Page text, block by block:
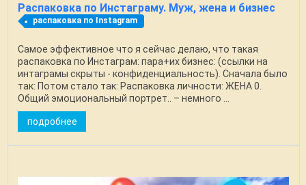
Распаковка по Инстаграму. Муж, жена и бизнес
распаковка по Instagram
Самое эффективное что я сейчас делаю, что такая
распаковка по Инстаграм: пара+их бизнес: (ссылки на
интаграмы скрыты - конфиденциальность). Сначала было
так: Потом стало так: Распаковка личности: ЖЕНА 0.
Общий эмоциональный портрет.. – немного ...
подробнее